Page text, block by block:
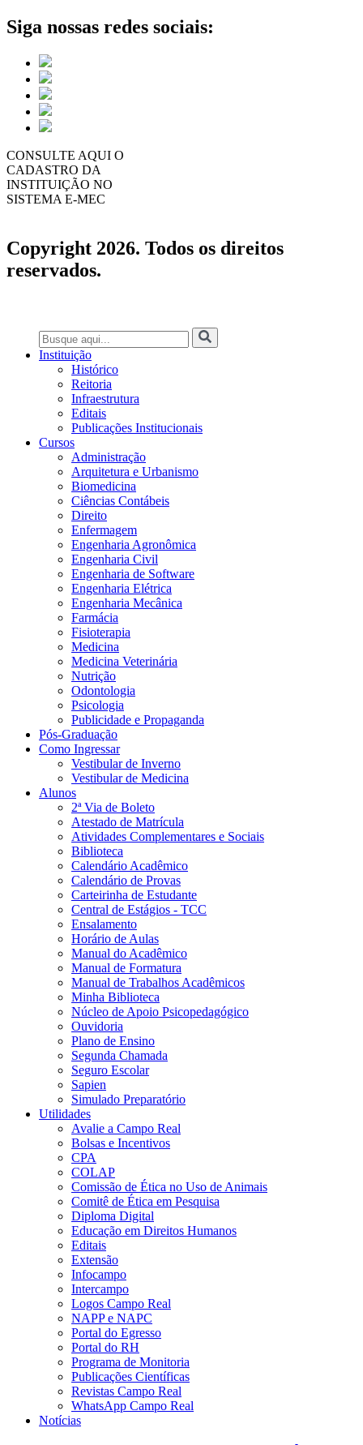
Siga nossas redes sociais:
CONSULTE AQUI O
CADASTRO DA
INSTITUIÇÃO NO
SISTEMA E-MEC
Copyright 2026. Todos os direitos
reservados.
Instituição
Histórico
Reitoria
Infraestrutura
Editais
Publicações Institucionais
Cursos
Administração
Arquitetura e Urbanismo
Biomedicina
Ciências Contábeis
Direito
Enfermagem
Engenharia Agronômica
Engenharia Civil
Engenharia de Software
Engenharia Elétrica
Engenharia Mecânica
Farmácia
Fisioterapia
Medicina
Medicina Veterinária
Nutrição
Odontologia
Psicologia
Publicidade e Propaganda
Pós-Graduação
Como Ingressar
Vestibular de Inverno
Vestibular de Medicina
Alunos
2ª Via de Boleto
Atestado de Matrícula
Atividades Complementares e Sociais
Biblioteca
Calendário Acadêmico
Calendário de Provas
Carteirinha de Estudante
Central de Estágios - TCC
Ensalamento
Horário de Aulas
Manual do Acadêmico
Manual de Formatura
Manual de Trabalhos Acadêmicos
Minha Biblioteca
Núcleo de Apoio Psicopedagógico
Ouvidoria
Plano de Ensino
Segunda Chamada
Seguro Escolar
Sapien
Simulado Preparatório
Utilidades
Avalie a Campo Real
Bolsas e Incentivos
CPA
COLAP
Comissão de Ética no Uso de Animais
Comitê de Ética em Pesquisa
Diploma Digital
Educação em Direitos Humanos
Editais
Extensão
Infocampo
Intercampo
Logos Campo Real
NAPP e NAPC
Portal do Egresso
Portal do RH
Programa de Monitoria
Publicações Científicas
Revistas Campo Real
WhatsApp Campo Real
Notícias